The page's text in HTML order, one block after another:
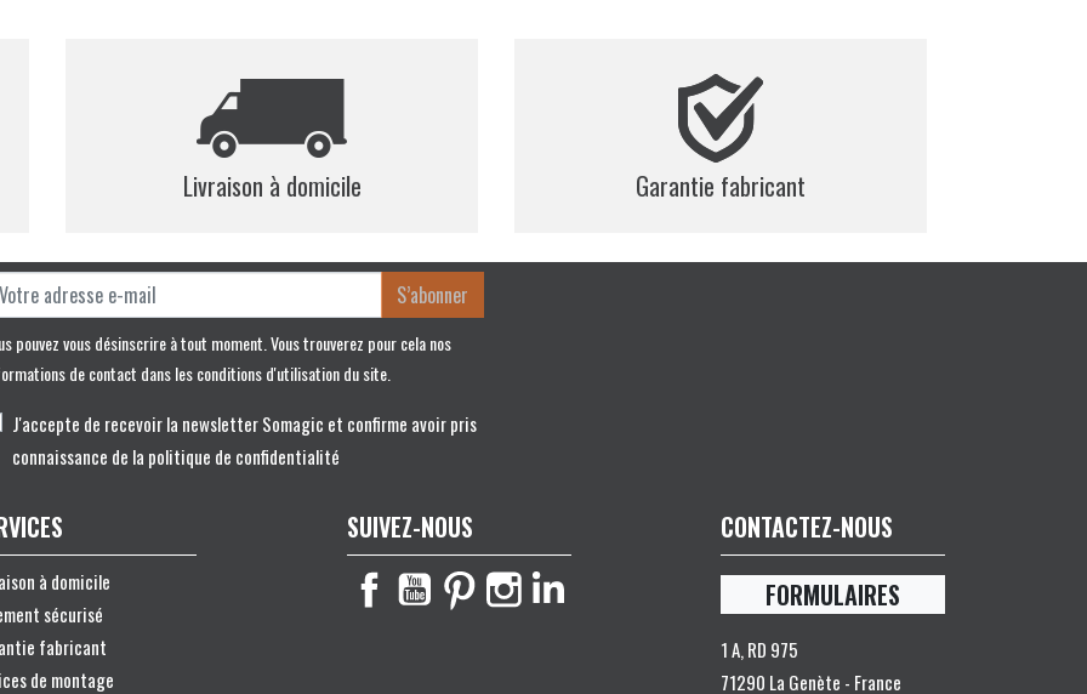
Livraison à domicile Garantie fabricant
S’abonner
pouvez vous désinscrire à tout moment. Vous trouverez pour cela nos
de contact dans les conditions d'utilisation du site.
J'accepte de recevoir la newsletter Somagic et confirme avoir pris
connaissance de la politique de confidentialité
à domicile
sécurisé
fabricant
de montage
SUIVEZ-NOUS
CONTACTEZ-NOUS
FORMULAIRES
1 A, RD 975
71290 La Genète - France